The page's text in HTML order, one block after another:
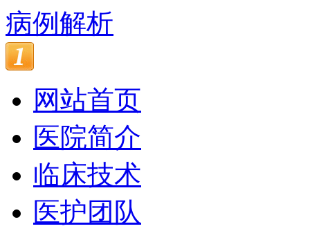
病例解析
网站首页
医院简介
临床技术
医护团队